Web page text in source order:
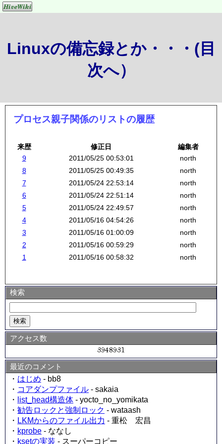
Linuxの備忘録とか・・・(目
次へ）
プロセス親子関係のリストの履歴
来歴 修正日
編集者
9
2011/05/25 00:53:01
north
8
2011/05/25 00:49:35
north
7
2011/05/24 22:53:14
north
6
2011/05/24 22:51:14
north
5
2011/05/24 22:49:57
north
4
2011/05/16 04:54:26
north
3
2011/05/16 01:00:09
north
2
2011/05/16 00:59:29
north
1
2011/05/16 00:58:32 north
検索
アクセス数
最近のコメント
・ はじめ - bb8
・ コアダンプファイル - sakaia
・
list_head構造体 - yocto_no_yomikata
・ 勧告ロックと強制ロック - wataash
・ LKMからのファイル出力 - 重松 宏昌
・ kprobe - ななし
・ ksetの実装 - スーパーコピー